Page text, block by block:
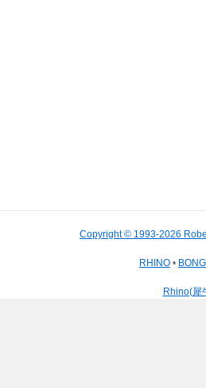
Copyright © 1993-2026
RHINO •
Rhino(犀